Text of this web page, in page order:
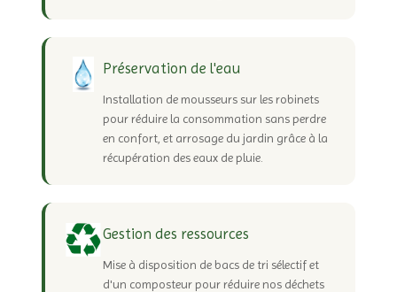
Préservation de l'eau
Installation de mousseurs sur les robinets
pour réduire la consommation sans perdre
en confort, et arrosage du jardin grâce à la
récupération des eaux de pluie.
Gestion des ressources
Mise à disposition de bacs de tri sélectif et
d'un composteur pour réduire nos déchets